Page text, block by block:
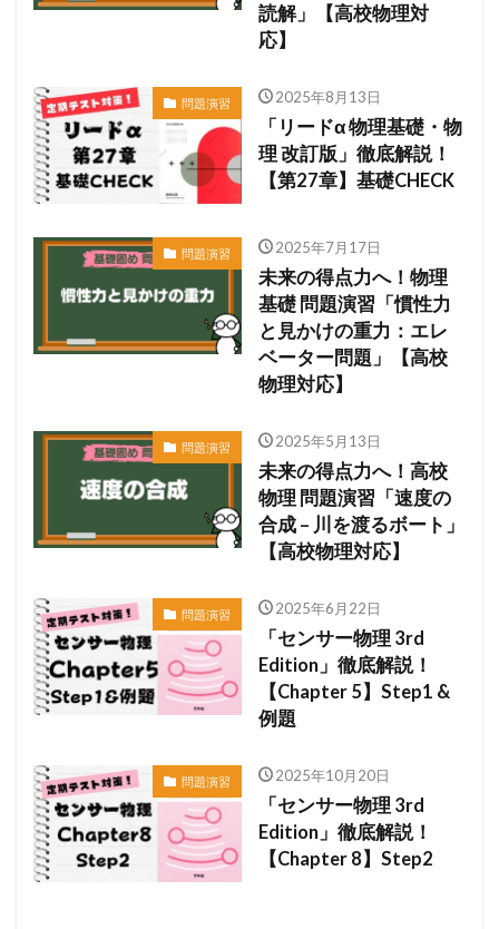
読解」【高校物理対
応】
問題演習 2025年8月13日
「リードα 物理基礎・物
理 改訂版」徹底解説！
【第27章】基礎CHECK
問題演習 2025年7月17日
未来の得点力へ！物理
基礎 問題演習「慣性力
と見かけの重力：エレ
ベーター問題」【高校
物理対応】
問題演習 2025年5月13日
未来の得点力へ！高校
物理 問題演習「速度の
合成 – 川を渡るボート」
【高校物理対応】
問題演習 2025年6月22日
「センサー物理 3rd
Edition」徹底解説！
【Chapter 5】Step1 &
例題
問題演習 2025年10月20日
「センサー物理 3rd
Edition」徹底解説！
【Chapter 8】Step2